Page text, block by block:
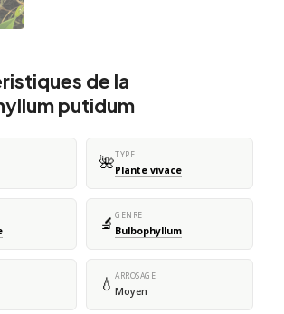
de la
putidum
🌺TYPE
Plante vivace
🔬 GENRE
Bulbophyllum
💧 ARROSAGE
Moyen